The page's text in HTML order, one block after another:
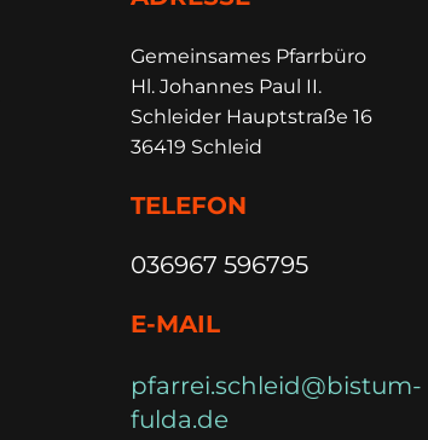
Gemeinsames Pfarrbüro
Hl. Johannes Paul II.
Schleider Hauptstraße 16
36419 Schleid
TELEFON
036967 596795
E-MAIL
pfarrei.schleid@bistum-
fulda.de